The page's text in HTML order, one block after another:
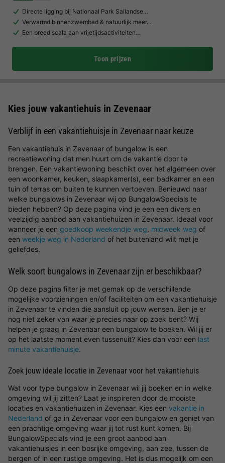
Directe ligging bij Nationaal Park Sallandse…
Verwarmd binnenzwembad & natuurlijk meer…
Een breed scala aan vrijetijdsactiviteiten…
Toon prijzen
Kies jouw vakantiehuis in Zevenaar
Verblijf in een vakantiehuisje in Zevenaar naar keuze
Een vakantiehuis in Zevenaar of bungalow is een
recreatiewoning dat men huurt om de vakantie door te
brengen. Een vakantiewoning beschikt over het algemeen over
een woonkamer, keuken, slaapkamer(s), een badkamer en een
tuin of terras om buiten te kunnen vertoeven. Benieuwd naar
welke bungalows in Zevenaar wij op BungalowSpecials te
bieden hebben? Op deze pagina vind je een een divers en
veelzijdig aanbod aan vakantiehuizen in Zevenaar. Ideaal voor
wanneer je een goedkoop weekendje weg, midweek weg of
een weekje weg in Nederland of het buitenland wilt met je
geliefdes.
Welk soort bungalows in Zevenaar zijn er beschikbaar?
Op deze pagina filter je met gemak op de verschillende
mogelijke voorzieningen en/of faciliteiten om een vakantiehuisje
in Zevenaar te vinden die aansluit op jouw wensen. Ben je er
nog niet zeker van waar je precies naar op zoek bent? Wij
helpen je graag in Zevenaar een bungalow te boeken. Wil jij er
op het laatste moment even tussenuit? Kies dan voor een last
minute vakantiehuisje.
Zoek jouw ideale locatie in Zevenaar voor het vakantiehuis
Wat voor type bungalow in Zevenaar wil jij boeken en in welke
omgeving wil jij zitten? Laat je inspireren door de mooiste
locaties en vakantiehuizen in Zevenaar. Kies een vakantie in
Nederland of ga in Zevenaar voor een bungalow en geniet van
een prachtige omgeving waar jij tot rust kunt komen. Bij
BungalowSpecials vind je een groot aanbod aan
vakantiehuisjes in een bosrijke omgeving, aan zee, tussen de
bergen of in een rustige omgeving. Het is dus mogelijk om een